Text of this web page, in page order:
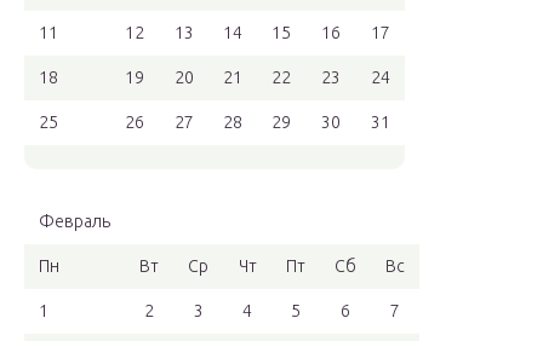
11 12 13 14 15 16 17
18 19 20 21 22 23 24
25 26 27 28 29 30 31
Февраль
Пн Вт Ср Чт Пт Сб Вс
1 2 3 4 5 6 7